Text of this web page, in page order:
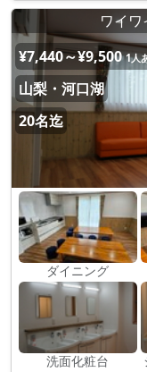
ワイ
¥7,440～¥9,500 1人
山梨・河口湖
20名迄
ダイニング
洗面化粧台